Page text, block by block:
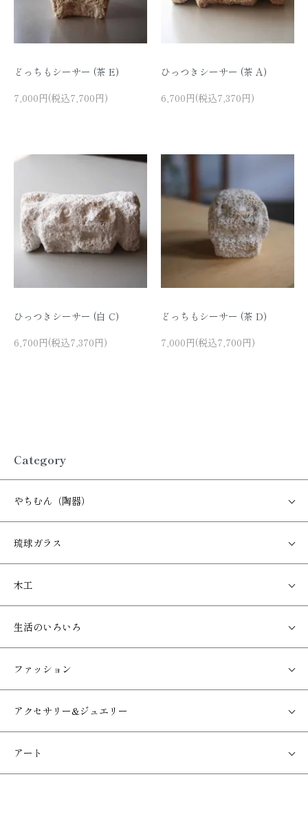
どっちもシーサー (茶 E)
7,000円(税込7,700円)
ひっつきシーサー (茶 A)
6,700円(税込7,370円)
ひっつきシーサー (白 C)
6,700円(税込7,370円)
どっちもシーサー (茶 D)
7,000円(税込7,700円)
Category
やちむん（陶器）
琉球ガラス
木工
生活のいろいろ
ファッション
アクセサリー&ジュエリー
アート